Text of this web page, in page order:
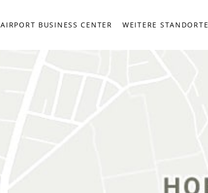
AIRPORT BUSINESS CENTER WEITERE STANDORTE